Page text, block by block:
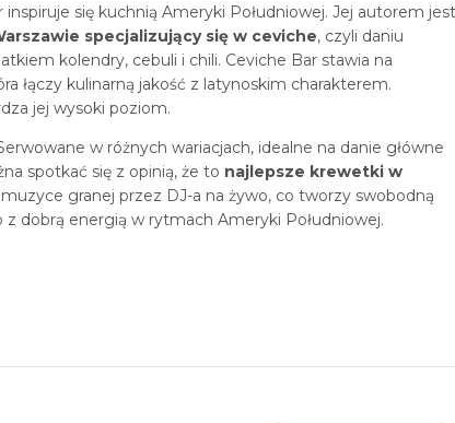
się kuchnią Ameryki Południowej. Jej autorem jest
specjalizujący się w ceviche, czyli daniu
kolendry, cebuli i chili. Ceviche Bar stawia na
łączy kulinarną jakość z latynoskim charakterem.
jej wysoki poziom.
w różnych wariacjach, idealne na danie główne
spotkać się z opinią, że to najlepsze krewetki w
granej przez DJ-a na żywo, co tworzy swobodną
z dobrą energią w rytmach Ameryki Południowej.